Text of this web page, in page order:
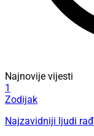
Najnovije vijesti
1
Zodijak
Najzavidniji ljudi